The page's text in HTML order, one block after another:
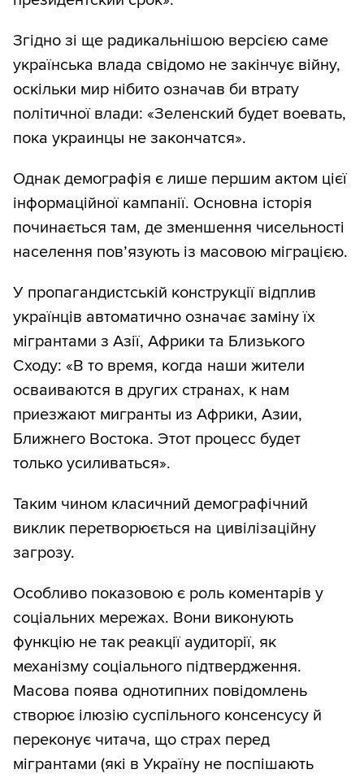
Згідно зі ще радикальнішою версією саме
українська влада свідомо не закінчує війну,
оскільки мир нібито означав би втрату
політичної влади: «Зеленский будет воевать,
пока украинцы не закончатся».
Однак демографія є лише першим актом цієї
інформаційної кампанії. Основна історія
починається там, де зменшення чисельності
населення пов’язують із масовою міграцією.
У пропагандистській конструкції відплив
українців автоматично означає заміну їх
мігрантами з Азії, Африки та Близького
Сходу: «В то время, когда наши жители
осваиваются в других странах, к нам
приезжают мигранты из Африки, Азии,
Ближнего Востока. Этот процесс будет
только усиливаться».
Таким чином класичний демографічний
виклик перетворюється на цивілізаційну
загрозу.
Особливо показовою є роль коментарів у
соціальних мережах. Вони виконують
функцію не так реакції аудиторії, як
механізму соціального підтвердження.
Масова поява однотипних повідомлень
створює ілюзію суспільного консенсусу й
переконує читача, що страх перед
мігрантами (які в Україну не поспішають